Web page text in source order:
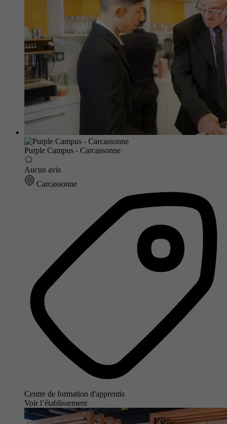
Purple Campus - Carcassonne
Aucun avis
Carcassonne
Centre de formation d'apprentis
Voir l’établissement